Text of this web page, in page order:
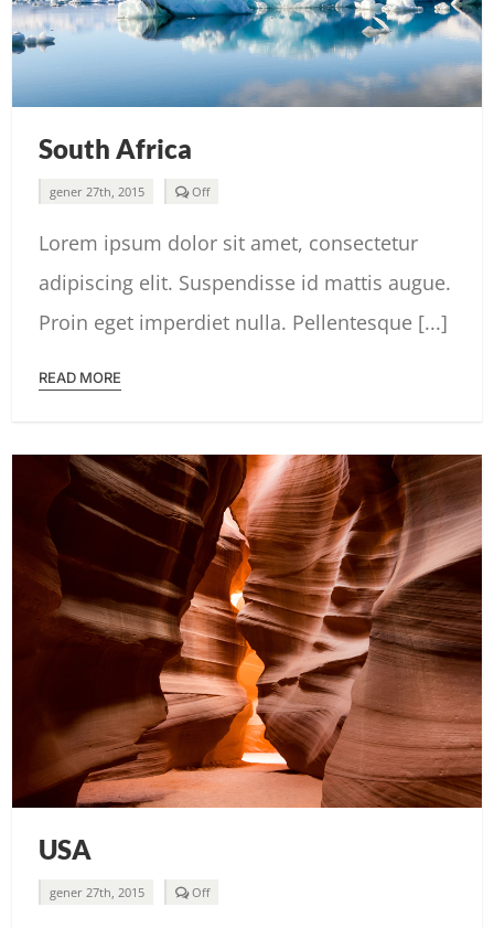
South Africa
gener 27th, 2015 OffComments
South
Lorem ipsum dolor sit amet, consectetur
adipiscing elit. Suspendisse id mattis augue.
Proin eget imperdiet nulla. Pellentesque [...]
READ MORE
USA
gener 27th, 2015 OffComments